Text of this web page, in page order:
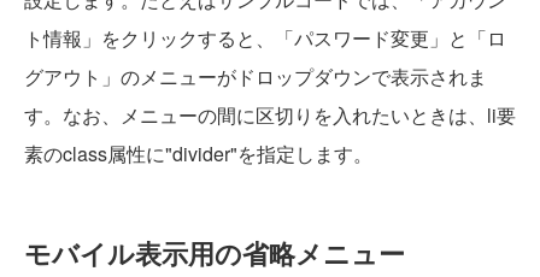
ト情報」をクリックすると、「パスワード変更」と「ロ
グアウト」のメニューがドロップダウンで表示されま
す。なお、メニューの間に区切りを入れたいときは、li要
素のclass属性に"divider"を指定します。
モバイル表示用の省略メニュー